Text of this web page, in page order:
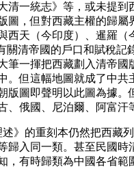
清一統志》等，或未提到
圖，但對西藏主權的歸屬
西天（今印度）、暹羅（
關清帝國的戶口和賦稅記
筆一揮把西藏劃入清帝國
。但這幅地圖就成了中共
版圖即聲明以此圖為據。
俄國、尼泊爾、阿富汗
》的重刻本仍然把西藏
歸入同一類。甚至民國時
，有時歸類為中國各省範